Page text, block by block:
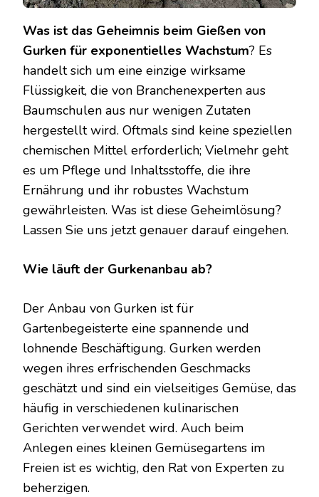
Was ist das Geheimnis beim Gießen von
Gurken für exponentielles Wachstum? Es
handelt sich um eine einzige wirksame
Flüssigkeit, die von Branchenexperten aus
Baumschulen aus nur wenigen Zutaten
hergestellt wird. Oftmals sind keine speziellen
chemischen Mittel erforderlich; Vielmehr geht
es um Pflege und Inhaltsstoffe, die ihre
Ernährung und ihr robustes Wachstum
gewährleisten. Was ist diese Geheimlösung?
Lassen Sie uns jetzt genauer darauf eingehen.
Wie läuft der Gurkenanbau ab?
Der Anbau von Gurken ist für
Gartenbegeisterte eine spannende und
lohnende Beschäftigung. Gurken werden
wegen ihres erfrischenden Geschmacks
geschätzt und sind ein vielseitiges Gemüse, das
häufig in verschiedenen kulinarischen
Gerichten verwendet wird. Auch beim
Anlegen eines kleinen Gemüsegartens im
Freien ist es wichtig, den Rat von Experten zu
beherzigen.